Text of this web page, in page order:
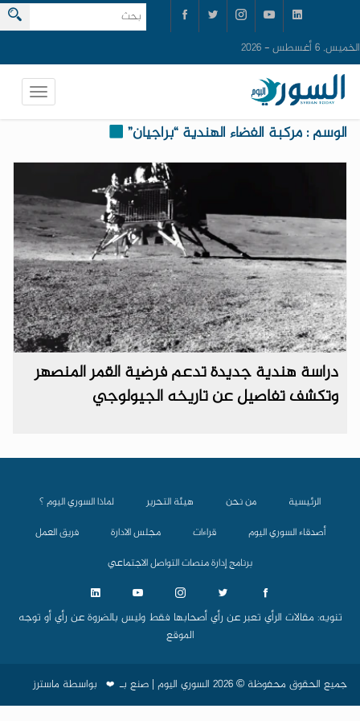
الخميس, 6 أغسطس - 2026
الوسم : مركبة الفضاء الهندية “براجيان”
دراسة هندية جديدة تدعم فرضية القمر المنصهر
وتكشف تفاصيل عن تاريخه الجيولوجي
الرئيسية من نحن هيئة التحرير
لماذا السوري اليوم ؟
أصدقاء السوري اليوم
قراءات مجلس الادارة
فريق العمل
برنامج إدارة منصات التواصل الاجتماعي
تنويه: مقالات الرأي تعبر عن رأي أصحابها فقط وليس بالضروة عن رأي أو توجه
الموقع
جميع الحقوق محفوظة © 2026 السوري اليوم | صنع بـ ❤️ بواسطة ماسترز